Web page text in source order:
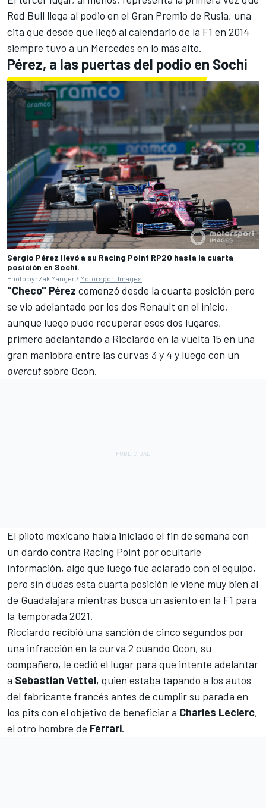
Red Bull llega al podio en el Gran Premio de Rusia, una
cita que desde que llegó al calendario de la F1 en 2014
siempre tuvo a un Mercedes en lo más alto.
Pérez, a las puertas del podio en Sochi
Sergio Pérez llevó a su Racing Point RP20 hasta la cuarta
posición en Sochi.
Photo by: Zak Mauger / Motorsport Images
"Checo" Pérez comenzó desde la cuarta posición pero
se vio adelantado por los dos Renault en el inicio,
aunque luego pudo recuperar esos dos lugares,
primero adelantando a Ricciardo en la vuelta 15 en una
gran maniobra entre las curvas 3 y 4 y luego con un
overcutsobre Ocon.
El piloto mexicano había iniciado el fin de semana con
un dardo contra Racing Point por ocultarle
información, algo que luego fue aclarado con el equipo,
pero sin dudas esta cuarta posición le viene muy bien al
de Guadalajara mientras busca un asiento en la F1 para
la temporada 2021.
Ricciardo recibió una sanción de cinco segundos por
una infracción en la curva 2 cuando Ocon, su
compañero, le cedió el lugar para que intente adelantar
a Sebastian Vettel, quien estaba tapando a los autos
del fabricante francés antes de cumplir su parada en
los pits con el objetivo de beneficiar a Charles Leclerc,
el otro hombre de Ferrari.